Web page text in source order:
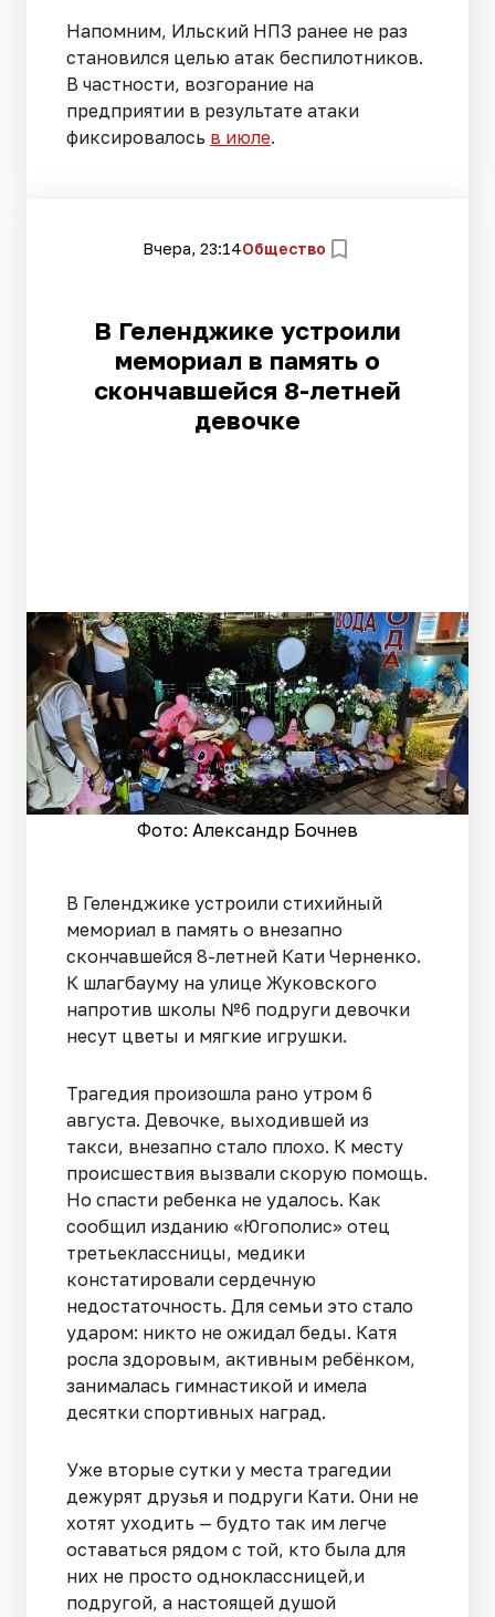
Напомним, Ильский НПЗ ранее не раз
становился целью атак беспилотников.
В частности, возгорание на
предприятии в результате атаки
фиксировалось в июле.
Вчера, 23:14Общество
В Геленджике устроили
мемориал в память о
скончавшейся 8-летней
девочке
Фото: Александр Бочнев
В Геленджике устроили стихийный
мемориал в память о внезапно
скончавшейся 8-летней Кати Черненко.
К шлагбауму на улице Жуковского
напротив школы №6 подруги девочки
несут цветы и мягкие игрушки.
Трагедия произошла рано утром 6
августа. Девочке, выходившей из
такси, внезапно стало плохо. К месту
происшествия вызвали скорую помощь.
Но спасти ребенка не удалось. Как
сообщил изданию «Югополис» отец
третьеклассницы, медики
констатировали сердечную
недостаточность. Для семьи это стало
ударом: никто не ожидал беды. Катя
росла здоровым, активным ребёнком,
занималась гимнастикой и имела
десятки спортивных наград.
Уже вторые сутки у места трагедии
дежурят друзья и подруги Кати. Они не
хотят уходить — будто так им легче
оставаться рядом с той, кто была для
них не просто одноклассницей,и
подругой, а настоящей душой